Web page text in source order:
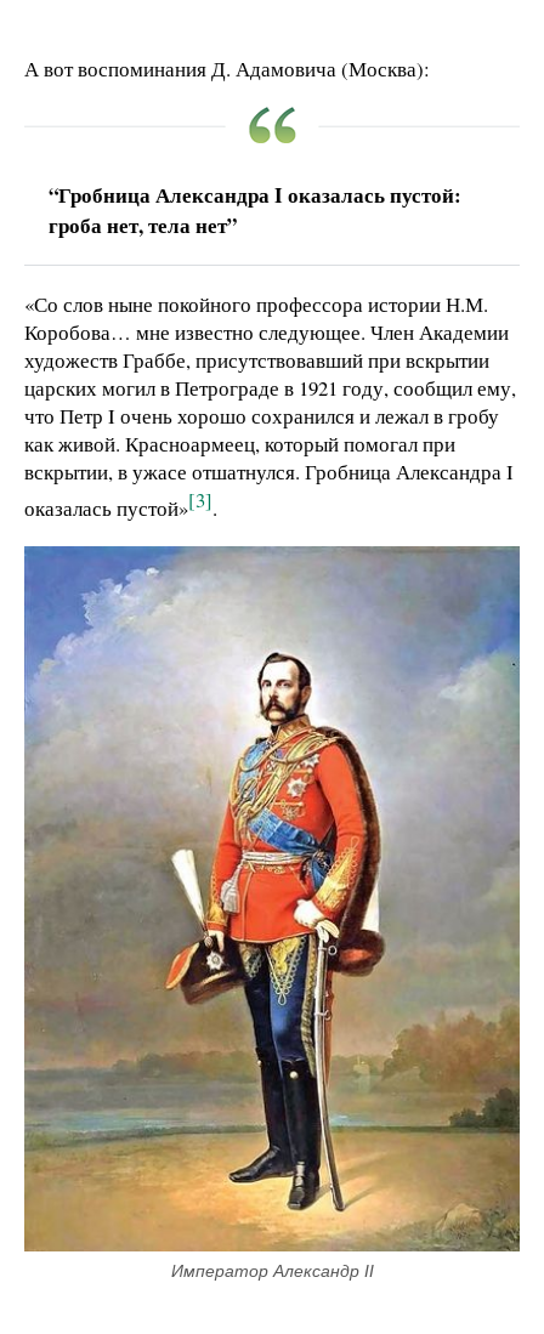
А вот воспоминания Д. Адамовича (Москва):
“Гробница Александра I оказалась пустой:
гроба нет, тела нет”
«Со слов ныне покойного профессора истории Н.М.
Коробова… мне известно следующее. Член Академии
художеств Граббе, присутствовавший при вскрытии
царских могил в Петрограде в 1921 году, сообщил ему,
что Петр I очень хорошо сохранился и лежал в гробу
как живой. Красноармеец, который помогал при
вскрытии, в ужасе отшатнулся. Гробница Александра I
оказалась пустой»[3].
Император Александр II